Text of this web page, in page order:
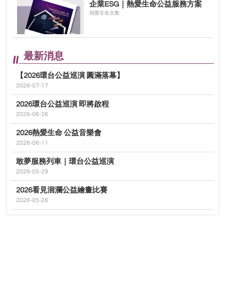
企業ESG｜熱愛生命公益服務方案
熱愛生命文教
最新消息
【2026環台公益巡演 圓滿落幕】
2026-07-17
2026環台公益巡演 即將啟程
2026-06-26
2026熱愛生命 公益音樂會
2026-06-11
敢夢服務列車｜環台公益巡演
2026-05-29
2026看見洄瀾公益繪畫比賽
2026-05-26